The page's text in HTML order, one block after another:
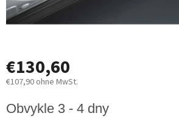
€130,60
€107,90 ohne MwSt.
Obvykle 3 - 4 dny